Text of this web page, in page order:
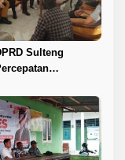
Sulteng
Toli